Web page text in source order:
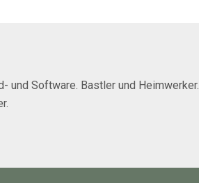
und Software. Bastler und Heimwerker.